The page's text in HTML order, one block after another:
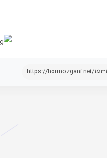
https://hormozgani.net/1531